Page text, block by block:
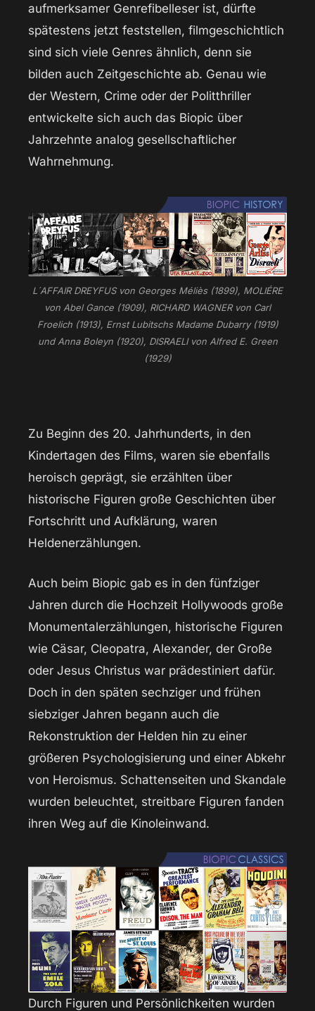
aufmerksamer Genrefibelleser ist, dürfte
spätestens jetzt feststellen, filmgeschichtlich
sind sich viele Genres ähnlich, denn sie
bilden auch Zeitgeschichte ab. Genau wie
der Western, Crime oder der Politthriller
entwickelte sich auch das Biopic über
Jahrzehnte analog gesellschaftlicher
Wahrnehmung.
L´AFFAIR DREYFUS von Georges Méliès (1899), MOLIÉRE
von Abel Gance (1909), RICHARD WAGNER von Carl
Froelich (1913), Ernst Lubitschs Madame Dubarry (1919)
und Anna Boleyn (1920), DISRAELI von Alfred E. Green
(1929)
Zu Beginn des 20. Jahrhunderts, in den
Kindertagen des Films, waren sie ebenfalls
heroisch geprägt, sie erzählten über
historische Figuren große Geschichten über
Fortschritt und Aufklärung, waren
Heldenerzählungen.
Auch beim Biopic gab es in den fünfziger
Jahren durch die Hochzeit Hollywoods große
Monumentalerzählungen, historische Figuren
wie Cäsar, Cleopatra, Alexander, der Große
oder Jesus Christus war prädestiniert dafür.
Doch in den späten sechziger und frühen
siebziger Jahren begann auch die
Rekonstruktion der Helden hin zu einer
größeren Psychologisierung und einer Abkehr
von Heroismus. Schattenseiten und Skandale
wurden beleuchtet, streitbare Figuren fanden
ihren Weg auf die Kinoleinwand.
Durch Figuren und Persönlichkeiten wurden